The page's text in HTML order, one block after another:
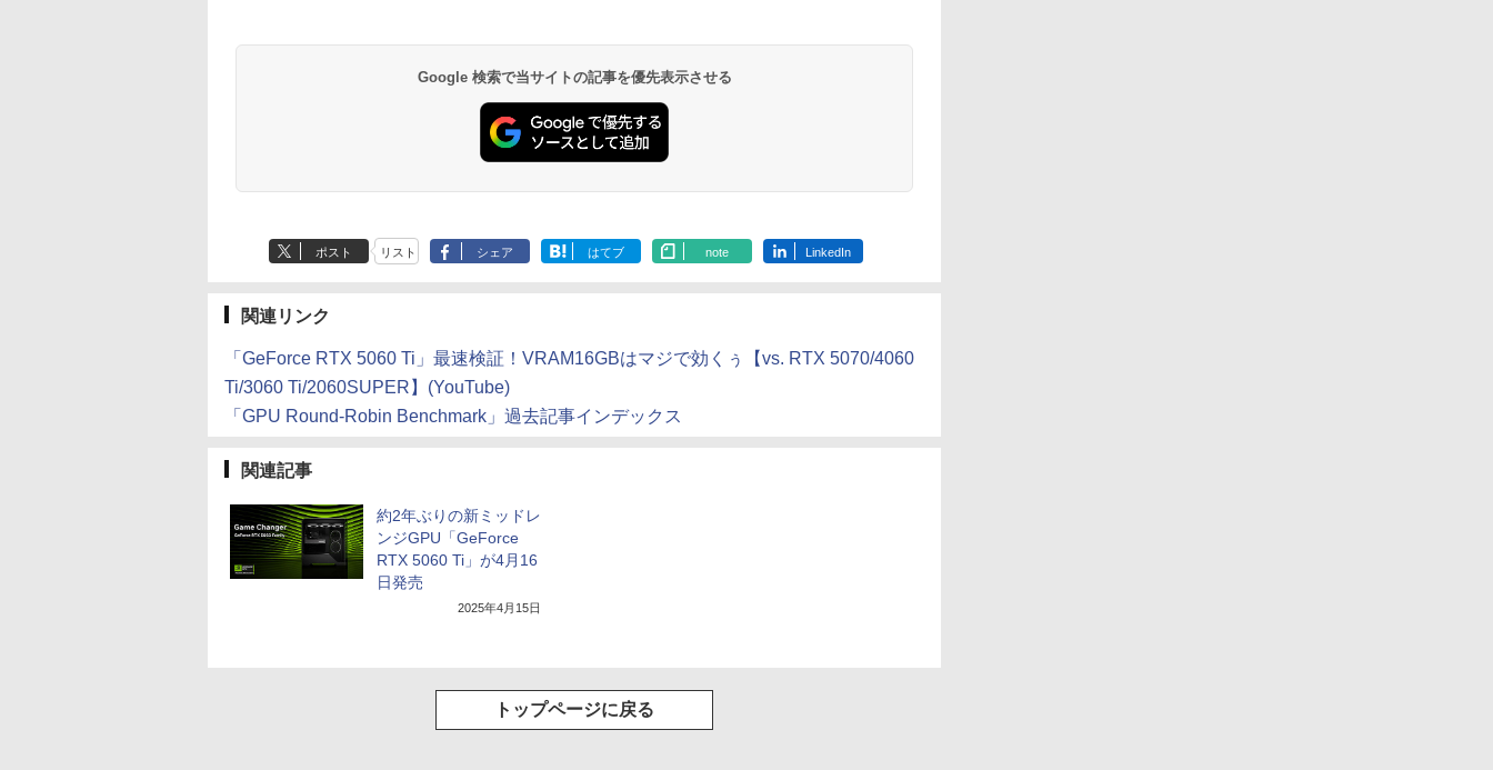
Google 検索で当サイトの記事を優先表示させる
ポスト リスト シェア はてブ note LinkedIn
関連リンク
「GeForce RTX 5060 Ti」最速検証！VRAM16GBはマジで効くぅ【vs. RTX 5070/4060
Ti/3060 Ti/2060SUPER】(YouTube)
「GPU Round-Robin Benchmark」過去記事インデックス
関連記事
約2年ぶりの新ミッドレ
ンジGPU「GeForce
RTX 5060 Ti」が4月16
日発売
2025年4月15日
トップページに戻る